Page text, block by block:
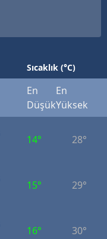
Giresun
Gümüşhane
Sıcaklık (°C)
En
Düşük
En
Yüksek
14° 28°
15° 29°
16° 30°